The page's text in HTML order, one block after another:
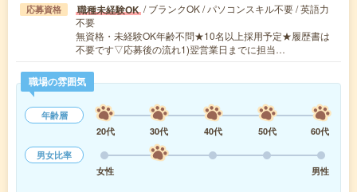
応募資格 職種未経験OK / ブランクOK / パソコンスキル不要 / 英語力
不要
無資格・未経験OK年齢不問★10名以上採用予定★履歴書は
不要です▽応募後の流れ1)翌営業日までに担当…
職場の雰囲気
年齢層
20代
30代 40代 50代
60代
男女比率
女性
男性